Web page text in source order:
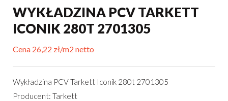
WYKŁADZINA PCV TARKETT
ICONIK 280T 2701305
Cena 26,22 zł/m2 netto
Wykładzina PCV Tarkett Iconik 280t 2701305
Producent: Tarkett